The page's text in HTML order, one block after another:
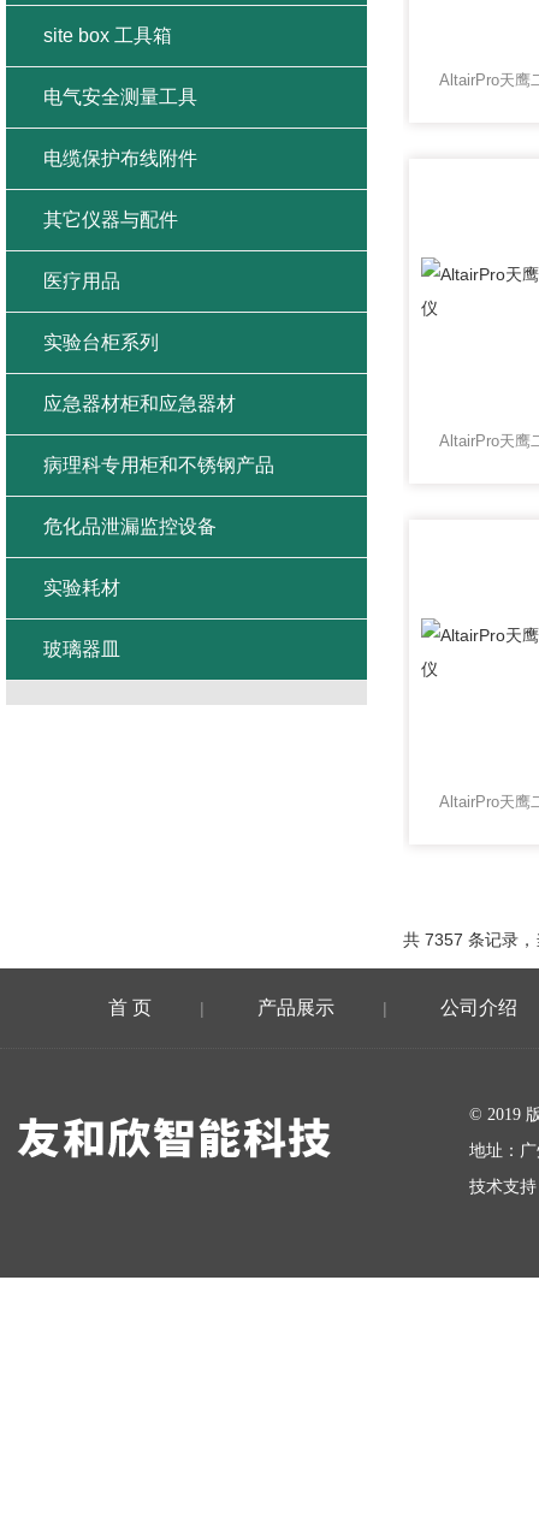
共 7357 条记录
site box 工具箱
电气安全测量工具
电缆保护布线附件
其它仪器与配件
医疗用品
实验台柜系列
应急器材柜和应急器材
病理科专用柜和不锈钢产品
危化品泄漏监控设备
实验耗材
玻璃器皿
首 页 | 产品展示 | 公司介绍
© 2019
地址：
技术支